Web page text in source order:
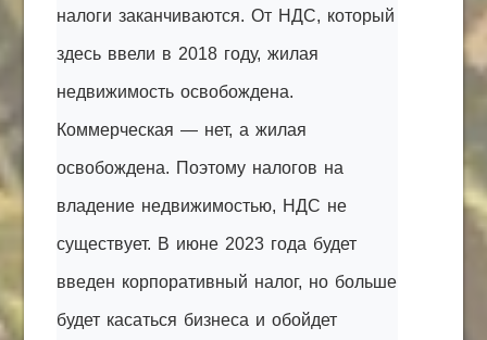
налоги заканчиваются. От НДС, который
здесь ввели в 2018 году, жилая
недвижимость освобождена.
Коммерческая — нет, а жилая
освобождена. Поэтому налогов на
владение недвижимостью, НДС не
существует. В июне 2023 года будет
введен корпоративный налог, но больше
будет касаться бизнеса и обойдет